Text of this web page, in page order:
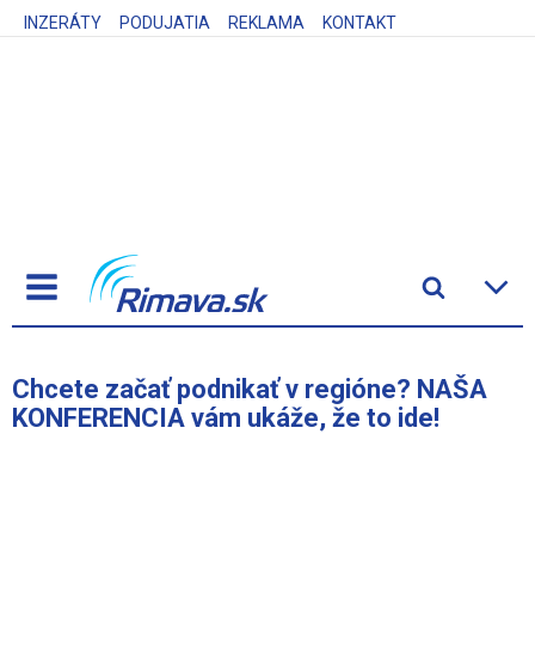
INZERÁTY PODUJATIA REKLAMA KONTAKT
Chcete začať podnikať v regióne? NAŠA
KONFERENCIA vám ukáže, že to ide!